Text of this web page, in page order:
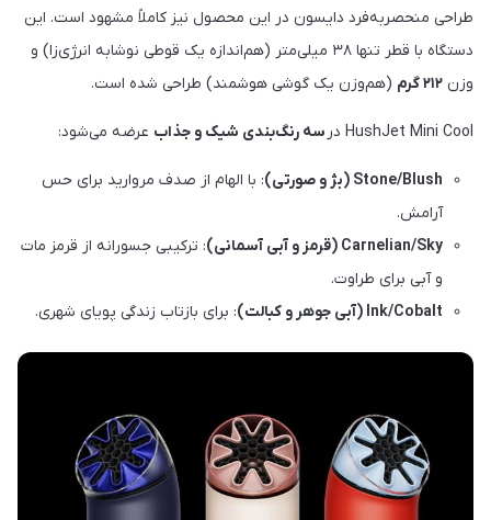
طراحی منحصربه‌فرد دایسون در این محصول نیز کاملاً مشهود است. این
دستگاه با قطر تنها ۳۸ میلی‌متر (هم‌اندازه یک قوطی نوشابه انرژی‌زا) و
وزن ۲۱۲ گرم (هم‌وزن یک گوشی هوشمند) طراحی شده است.
HushJet Mini Cool در سه رنگ‌بندی شیک و جذاب عرضه می‌شود:
Stone/Blush (بژ و صورتی)
: با الهام از صدف مروارید برای حس
آرامش.
Carnelian/Sky (قرمز و آبی آسمانی)
: ترکیبی جسورانه از قرمز مات
و آبی برای طراوت.
Ink/Cobalt (آبی جوهر و کبالت)
: برای بازتاب زندگی پویای شهری.